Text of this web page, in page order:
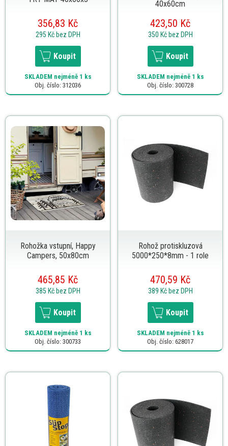
356,83 Kč
295 Kč bez DPH
Koupit
SKLADEM nejméně 1 ks
Obj. číslo: 312036
40x60cm
423,50 Kč
350 Kč bez DPH
Koupit
SKLADEM nejméně 1 ks
Obj. číslo: 300728
Rohožka vstupní, Happy
Campers, 50x80cm
465,85 Kč
385 Kč bez DPH
Koupit
SKLADEM nejméně 1 ks
Obj. číslo: 300733
Rohož protiskluzová
5000*250*8mm - 1 role
470,59 Kč
389 Kč bez DPH
Koupit
SKLADEM nejméně 1 ks
Obj. číslo: 628017